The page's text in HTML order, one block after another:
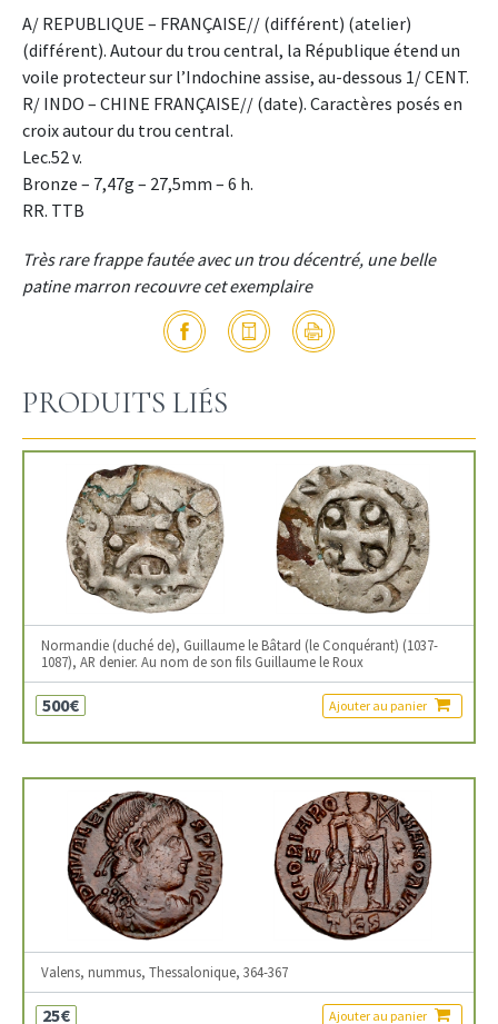
A/ REPUBLIQUE – FRANÇAISE// (différent) (atelier)
(différent). Autour du trou central, la République étend un
voile protecteur sur l’Indochine assise, au-dessous 1/ CENT.
R/ INDO – CHINE FRANÇAISE// (date). Caractères posés en
croix autour du trou central.
Lec.52 v.
Bronze – 7,47g – 27,5mm – 6 h.
RR. TTB
Très rare frappe fautée avec un trou décentré, une belle
patine marron recouvre cet exemplaire
PRODUITS LIÉS
Normandie (duché de), Guillaume le Bâtard (le Conquérant) (1037-
1087), AR denier. Au nom de son fils Guillaume le Roux
500€ Ajouter au panier
Valens, nummus, Thessalonique, 364-367
25€ Ajouter au panier